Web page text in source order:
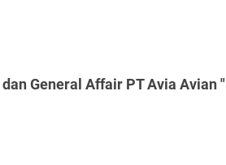
General Affair PT Avia Avian "